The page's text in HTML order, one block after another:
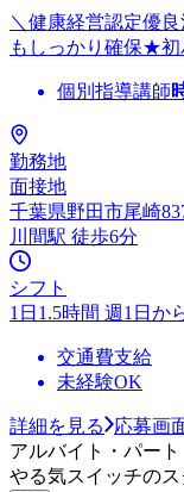
＼健康経営認定優
もしっかり確保★初
個別指導講師
勤務地
面接地
千葉県野田市尾崎
川間駅 徒歩6分
シフト
1日1.5時間 週1日か
交通費支給
未経験OK
詳細を見る
応募画
アルバイト・パート
やる気スイッチの